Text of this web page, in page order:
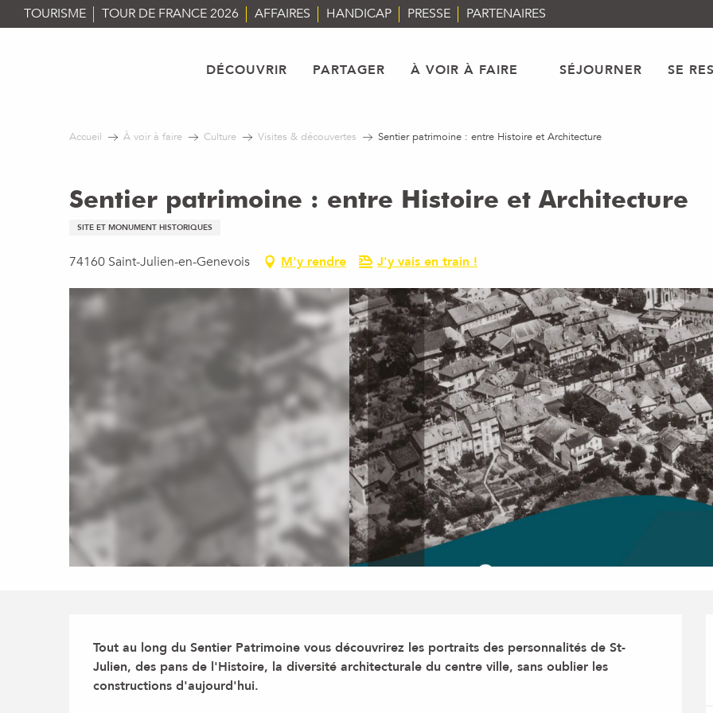
Aller
au
TOURISME TOUR DE FRANCE 2026 AFFAIRES HANDICAP PRESSE PARTENAIRES
DÉCOUVRIR PARTAGER À VOIR À FAIRE SÉJOURNER SE
Accueil À voir à faire Culture Visites & découvertes Sentier patrimoine : entre Histoire et Architecture
Sentier patrimoine : entre Histoire et Architecture
SITE ET MONUMENT HISTORIQUES
74160 Saint-Julien-en-Genevois M'y rendre J'y vais en train !
Description
Tout au long du Sentier Patrimoine vous découvrirez les portraits des personnalités de St-
Julien, des pans de l'Histoire, la diversité architecturale du centre ville, sans oublier les
constructions d'aujourd'hui.